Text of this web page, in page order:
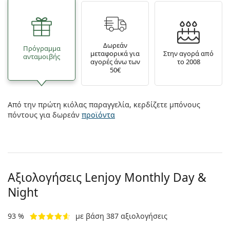
Πρόγραμμα
ανταμοιβής
Δωρεάν
μεταφορικά για
αγορές άνω των
50€
Στην αγορά από
το 2008
Από την πρώτη κιόλας παραγγελία, κερδίζετε μπόνους
πόντους για δωρεάν προϊόντα
Αξιολογήσεις Lenjoy Monthly Day &
Night
93 % με βάση 387 αξιολογήσεις